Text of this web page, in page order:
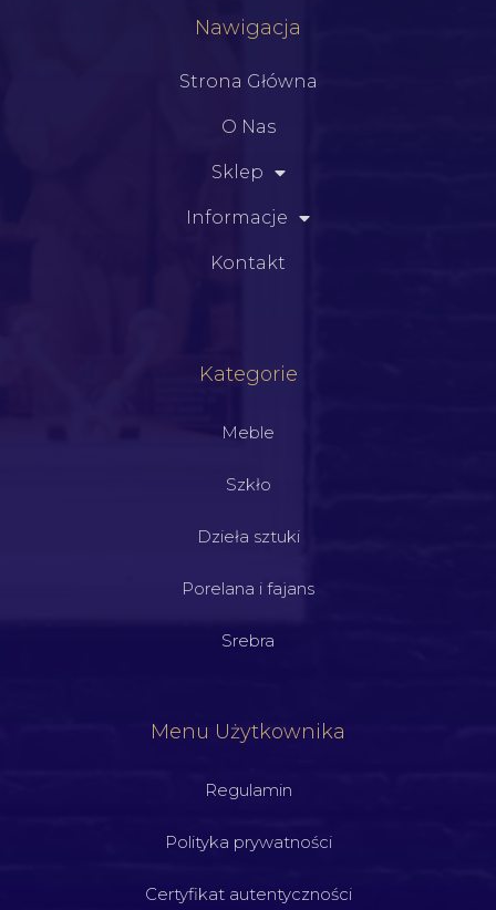
Nawigacja
Strona Główna
O Nas
Sklep
Informacje
Kontakt
Kategorie
Meble
Szkło
Dzieła sztuki
Porelana i fajans
Srebra
Menu Użytkownika
Regulamin
Polityka prywatności
Certyfikat autentyczności